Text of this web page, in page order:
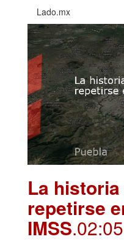
Lado.mx
La
repetirse
IMSS.02:05